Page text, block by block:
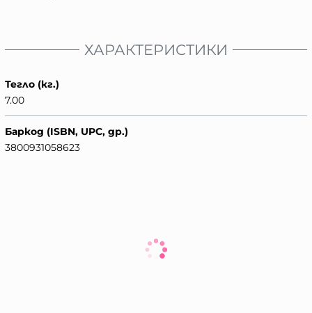
ХАРАКТЕРИСТИКИ
Тегло (кг.)
7.00
Баркод (ISBN, UPC, др.)
3800931058623